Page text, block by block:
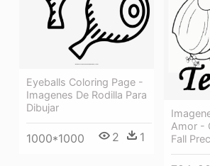
Amor -
Fall
Eyeballs Coloring Page -
Imagenes De Rodilla Para
Dibujar
1000*1000 2 1